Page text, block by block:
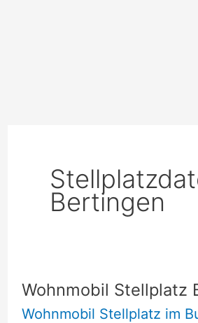
Bertingen
Wohnmobil Stellplatz
Wohnmobil Stellplatz im